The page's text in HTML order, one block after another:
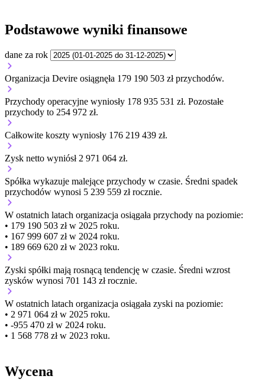
Podstawowe wyniki finansowe
dane za rok
Organizacja Devire osiągnęła 179 190 503 zł przychodów.
Przychody operacyjne wyniosły 178 935 531 zł. Pozostałe
przychody to 254 972 zł.
Całkowite koszty wyniosły 176 219 439 zł.
Zysk netto wyniósł 2 971 064 zł.
Spółka wykazuje malejące przychody w czasie. Średni spadek
przychodów wynosi 5 239 559 zł rocznie.
W ostatnich latach organizacja osiągała przychody na poziomie:
• 179 190 503 zł w 2025 roku.
• 167 999 607 zł w 2024 roku.
• 189 669 620 zł w 2023 roku.
Zyski spółki mają rosnącą tendencję w czasie. Średni wzrost
zysków wynosi 701 143 zł rocznie.
W ostatnich latach organizacja osiągała zyski na poziomie:
• 2 971 064 zł w 2025 roku.
• -955 470 zł w 2024 roku.
• 1 568 778 zł w 2023 roku.
Wycena